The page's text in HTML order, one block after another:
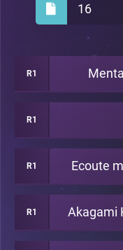
16
R1
R1
R1 Ecoute
R1 Akagami